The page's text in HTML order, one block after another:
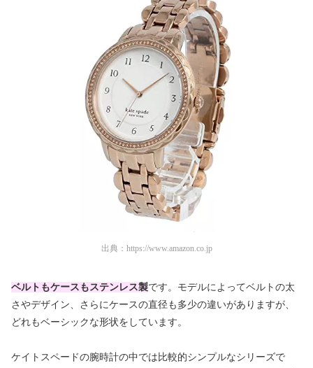
出典： https://www.amazon.co.jp
ベルトもケースもステンレス製です。モデルによってベルトの太
さやデザイン、さらにケースの直径も多少の違いがありますが、
どれもベーシックな形状をしています。
ケイトスペードの腕時計の中では比較的シンプルなシリーズで